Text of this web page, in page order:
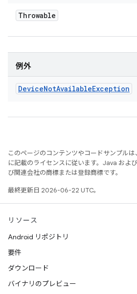
Throwable
例外
DeviceNotAvailableException
このページのコンテンツやコードサンプルは、
に記載のライセンスに従います。Java およ
び関連会社の商標または登録商標です。
最終更新日 2026-06-22 UTC。
リソース
Android リポジトリ
要件
ダウンロード
バイナリのプレビュー